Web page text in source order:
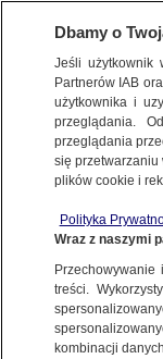
METEO
NAJNOWSZE
9.01.2017, 09:05
Udostępnij
Dbamy o
Jeśli
Partnerów IAB
użytkownika i
przeglądania.
przeglądania
się
plików cookie i
Polityka
Wraz z naszymi
treści.
kombinacji